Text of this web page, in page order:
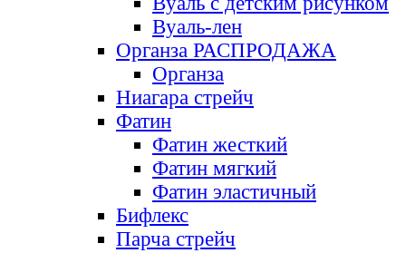
Вуаль-лен
Органза РАСПРОДАЖА
Органза
Ниагара стрейч
Фатин
Фатин жесткий
Фатин мягкий
Фатин элаcтичный
Бифлекс
Парча стрейч